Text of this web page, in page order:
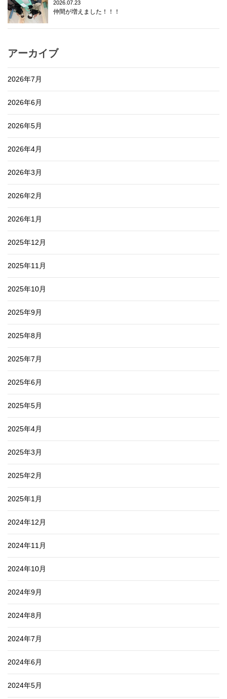
2026.07.23
仲間が増えました！！！
アーカイブ
2026年7月
2026年6月
2026年5月
2026年4月
2026年3月
2026年2月
2026年1月
2025年12月
2025年11月
2025年10月
2025年9月
2025年8月
2025年7月
2025年6月
2025年5月
2025年4月
2025年3月
2025年2月
2025年1月
2024年12月
2024年11月
2024年10月
2024年9月
2024年8月
2024年7月
2024年6月
2024年5月